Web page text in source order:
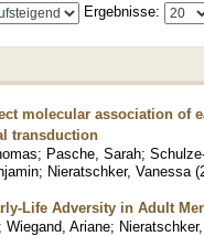
Ergebnisse:
molecular association of
transduction
; Pasche, Sarah;
; Nieratschker, Vanessa (
Life Adversity in Adult
; Wiegand, Ariane;